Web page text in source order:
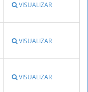
VISUALIZAR
VISUALIZAR
VISUALIZAR